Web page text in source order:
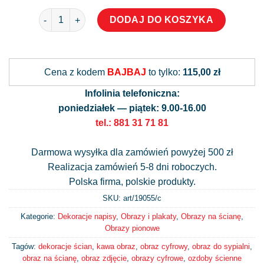
ilość Obraz Espresso
DODAJ DO KOSZYKA
Cena z kodem BAJBAJ to tylko: 115,00 zł
Infolinia telefoniczna:
poniedziałek — piątek: 9.00-16.00
tel.: 881 31 71 81
Darmowa wysyłka dla zamówień powyżej 500 zł
Realizacja zamówień 5-8 dni roboczych.
Polska firma, polskie produkty.
SKU: art/19055/c
Kategorie: Dekoracje napisy, Obrazy i plakaty, Obrazy na ścianę
Obrazy pionowe
Tagów: dekoracje ścian kawa obraz obraz cyfrowy, obraz do sypialni
obraz na ścianę obraz zdjęcie obrazy cyfrowe ozdoby ścienne